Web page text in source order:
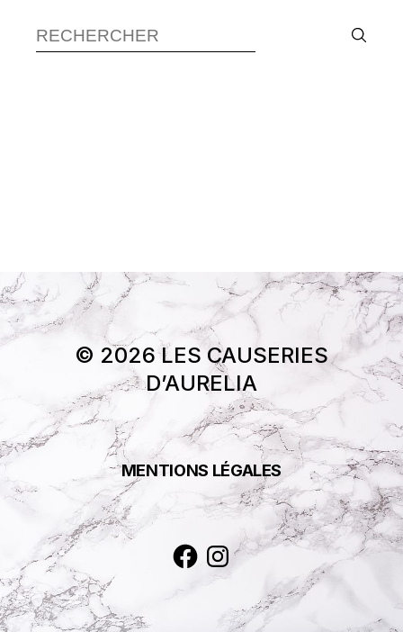
© 2026 LES CAUSERIES
D’AURELIA
MENTIONS LÉGALES